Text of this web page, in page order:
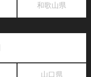
和歌山県
山口県